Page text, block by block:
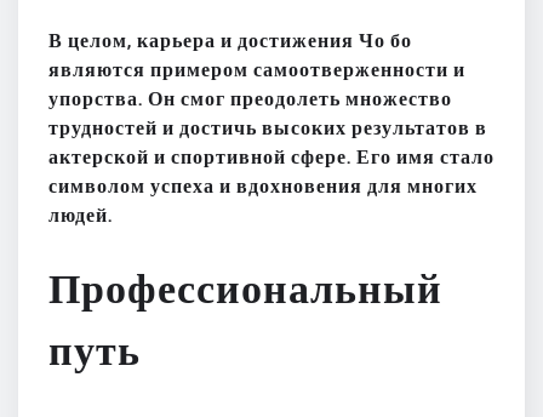
В целом, карьера и достижения Чо бо
являются примером самоотверженности и
упорства. Он смог преодолеть множество
трудностей и достичь высоких результатов в
актерской и спортивной сфере. Его имя стало
символом успеха и вдохновения для многих
людей.
Профессиональный
путь